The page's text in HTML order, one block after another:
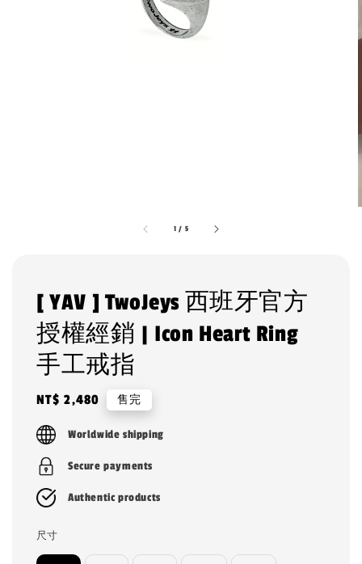
1 / 5
[ YAV ] TwoJeys 西班牙官方
授權經銷 | Icon Heart Ring
手工戒指
Regular
price
NT$ 2,480 售完
Worldwide shipping
Secure payments
Authentic products
尺寸